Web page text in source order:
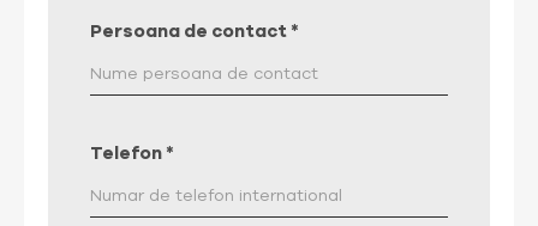
Persoana de contact *
Telefon *